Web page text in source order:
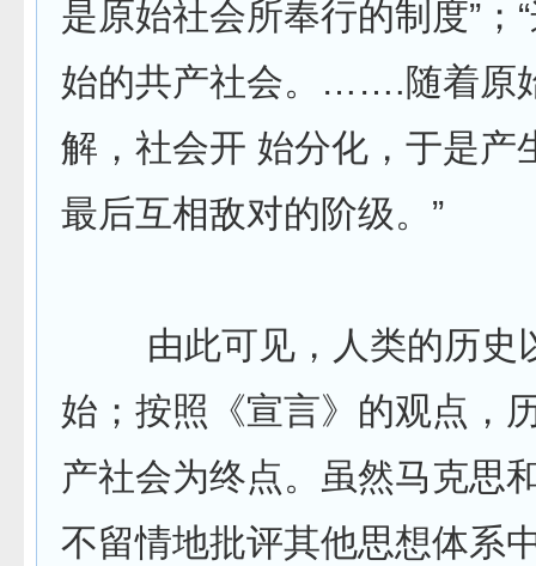
是原始社会所奉行的制度”；
始的共产社会。…….随着原
解，社会开 始分化，于是产
最后互相敌对的阶级。”
由此可见，人类的历史
始；按照《宣言》的观点，
产社会为终点。虽然马克思
不留情地批评其他思想体系